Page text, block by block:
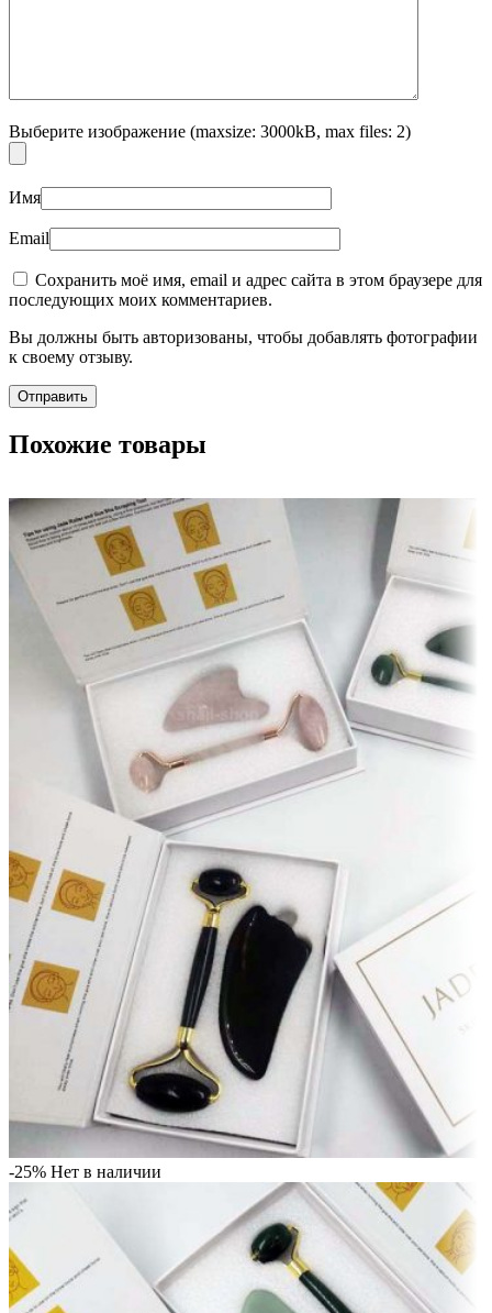
Выберите изображение (maxsize: 3000kB, max files: 2)
Имя
Email
Сохранить моё имя, email и адрес сайта в этом браузере для
последующих моих комментариев.
Вы должны быть авторизованы, чтобы добавлять фотографии
к своему отзыву.
Похожие товары
-25% Нет в наличии